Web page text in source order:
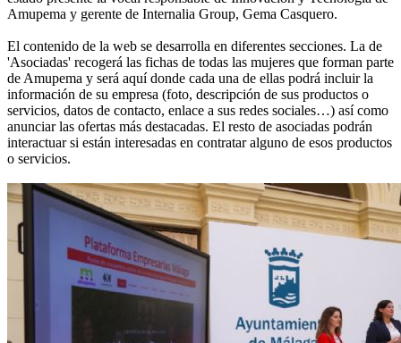
Amupema y gerente de Internalia Group, Gema Casquero.
El contenido de la web se desarrolla en diferentes secciones. La de
'Asociadas' recogerá las fichas de todas las mujeres que forman parte
de Amupema y será aquí donde cada una de ellas podrá incluir la
información de su empresa (foto, descripción de sus productos o
servicios, datos de contacto, enlace a sus redes sociales…) así como
anunciar las ofertas más destacadas. El resto de asociadas podrán
interactuar si están interesadas en contratar alguno de esos productos
o servicios.